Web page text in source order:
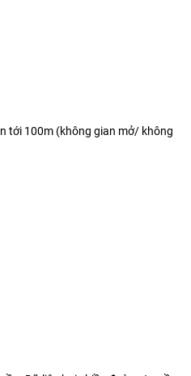
tới 100m (không gian mở/ không